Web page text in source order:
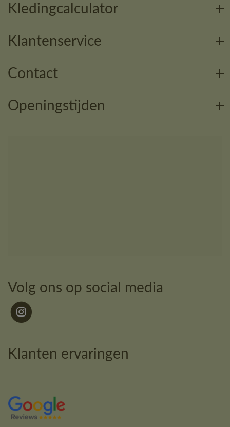
Kledingcalculator
Klantenservice
Contact
Openingstijden
Volg ons op social media
Klanten ervaringen